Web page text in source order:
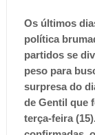
Os últimos
política
partidos se
peso para
surpresa do
de Gentil que
terça-feira